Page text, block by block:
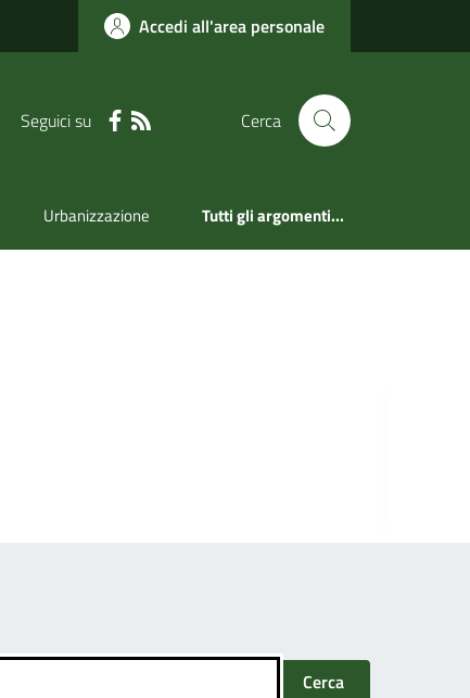
Accedi all'area personale
Seguici su Cerca
Urbanizzazione Tutti gli argomenti...
Cerca